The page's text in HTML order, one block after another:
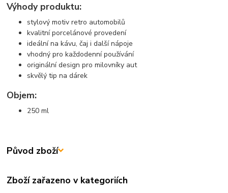
Výhody produktu:
stylový motiv retro automobilů
kvalitní porcelánové provedení
ideální na kávu, čaj i další nápoje
vhodný pro každodenní používání
originální design pro milovníky aut
skvělý tip na dárek
Objem:
250 ml
Původ zboží
Zboží zařazeno v kategoriích